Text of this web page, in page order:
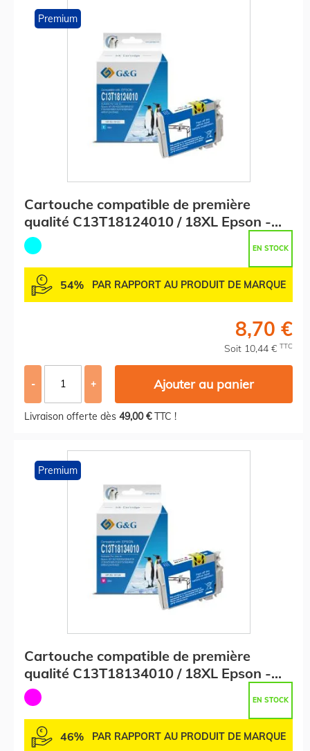
Premium
Cartouche compatible de première
qualité C13T18124010 / 18XL Epson -
cyan
EN STOCK
54% PAR RAPPORT AU PRODUIT DE MARQUE
8,70 €
Soit 10,44 € TTC
- + Ajouter au panier
Livraison offerte dès 49,00 €TTC !
Premium
Cartouche compatible de première
qualité C13T18134010 / 18XL Epson -
magenta
EN STOCK
46% PAR RAPPORT AU PRODUIT DE MARQUE